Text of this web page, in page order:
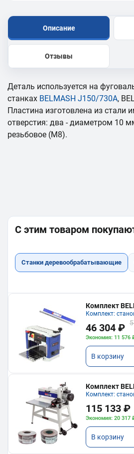
Описание
Отзывы
Деталь используется на
станках BELMASH J150/730A,
Пластина изготовлена из стали
отверстия: два - диаметром 10
резьбовое (М8).
С этим товаром
Станки деревообрабатывающие
Комплект
Комплект:
46 304 ₽
Экономия: 11 576
В корзину
Комплект
Комплект:
115 133 ₽
Экономия: 20 317
В корзину